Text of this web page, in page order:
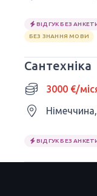
ВІДГУК БЕЗ
БЕЗ ЗНАННЯ МОВИ
Сантехніка
3000 €/
ВІДГУК БЕЗ